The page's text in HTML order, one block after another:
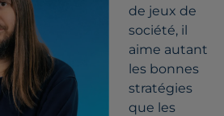
de jeux de
société, il
aime autant
les bonnes
stratégies
que les